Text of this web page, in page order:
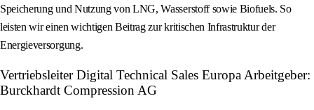
Speicherung und Nutzung von LNG, Wasserstoff sowie Biofuels. So
leisten wir einen wichtigen Beitrag zur kritischen Infrastruktur der
Energieversorgung.
Vertriebsleiter Digital Technical Sales Europa Arbeitgeber:
Burckhardt Compression AG